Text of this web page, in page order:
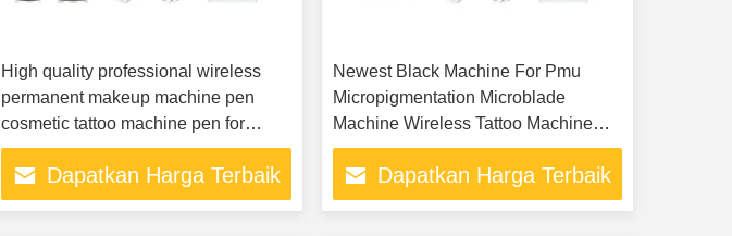
High quality professional wireless
permanent makeup machine pen
cosmetic tattoo machine pen for
eyebrow Lip makeup
Dapatkan Harga Terbaik
Newest Black Machine For Pmu
Micropigmentation Microblade
Machine Wireless Tattoo Machine
Permanent Makeup
Dapatkan Harga Terbaik